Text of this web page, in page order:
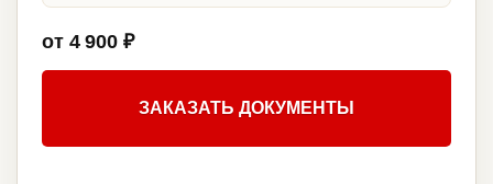
от 4 900 ₽
ЗАКАЗАТЬ ДОКУМЕНТЫ